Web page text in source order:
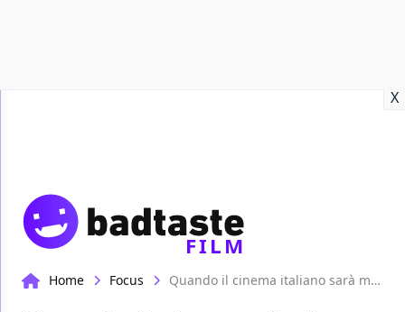
X
FILM
Home Focus Quando il cinema italiano sarà meno maschilista farà Anatomia di una caduta | Bad Movie